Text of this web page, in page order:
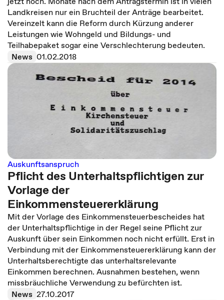
Landkreisen nur ein Bruchteil der Anträge bearbeitet.
Vereinzelt kann die Reform durch Kürzung anderer
Leistungen wie Wohngeld und Bildungs- und
Teilhabepaket sogar eine Verschlechterung bedeuten.
News 01.02.2018
Auskunftsanspruch
Pflicht des Unterhaltspflichtigen zur
Vorlage der
Einkommensteuererklärung
Mit der Vorlage des Einkommensteuerbescheides hat
der Unterhaltspflichtige in der Regel seine Pflicht zur
Auskunft über sein Einkommen noch nicht erfüllt. Erst in
Verbindung mit der Einkommensteuererklärung kann der
Unterhaltsberechtigte das unterhaltsrelevante
Einkommen berechnen. Ausnahmen bestehen, wenn
missbräuchliche Verwendung zu befürchten ist.
News 27.10.2017